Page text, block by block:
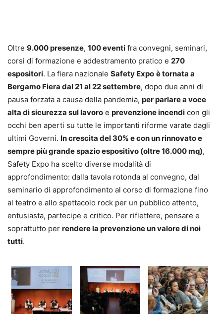
Oltre 9.000 presenze, 100 eventi fra convegni, seminari,
corsi di formazione e addestramento pratico e 270
espositori. La fiera nazionale Safety Expo è tornata a
Bergamo Fiera dal 21 al 22 settembre, dopo due anni di
pausa forzata a causa della pandemia, per parlare a voce
alta di sicurezza sul lavoro e prevenzione incendi con gli
occhi ben aperti su tutte le importanti riforme varate dagli
ultimi Governi. In crescita del 30% e con un rinnovato e
sempre più grande spazio espositivo (oltre 16.000 mq),
Safety Expo ha scelto diverse modalità di
approfondimento: dalla tavola rotonda al convegno, dal
seminario di approfondimento al corso di formazione fino
al teatro e allo spettacolo rock per un pubblico attento,
entusiasta, partecipe e critico. Per riflettere, pensare e
soprattutto per rendere la prevenzione un valore di noi
tutti.